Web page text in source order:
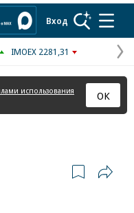
Вход
IMOEX 2281,31
использования
ОК